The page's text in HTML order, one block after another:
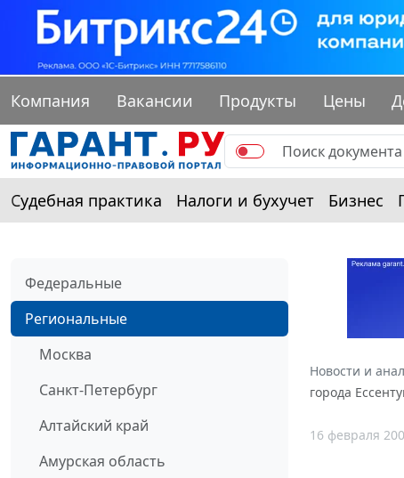
Компания Вакансии Продукты Цены
Судебная практика Налоги и бухучет Бизнес
Федеральные
Региональные
Москва
Санкт-Петербург
Алтайский край
Амурская область
Новости и
города
16 февраля